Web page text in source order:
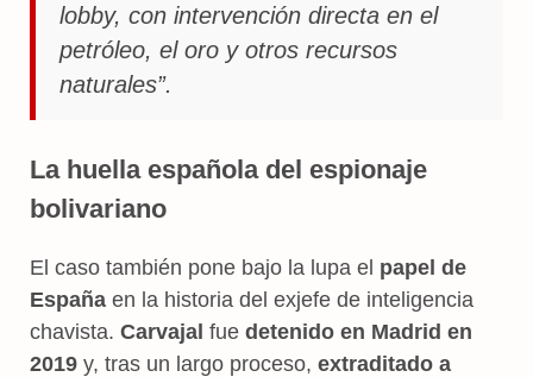
lobby, con intervención directa en el
petróleo, el oro y otros recursos
naturales”.
La huella española del espionaje
bolivariano
El caso también pone bajo la lupa el papel de
España en la historia del exjefe de inteligencia
chavista. Carvajal fue detenido en Madrid en
2019 y, tras un largo proceso, extraditado a